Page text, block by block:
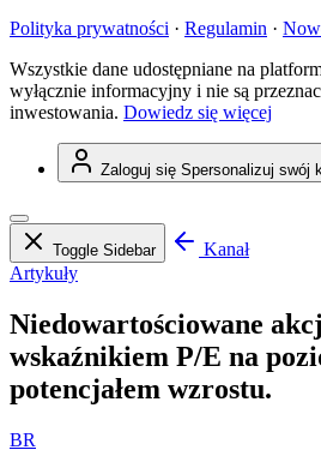
Polityka prywatności · Regulamin ·
Wszystkie dane udostępniane na
wyłącznie informacyjny i nie są
inwestowania. Dowiedz się więcej
Zaloguj się Spersonalizuj swój
Toggle Sidebar
Kanał
Artykuły
Niedowartościowane
wskaźnikiem P/E na
potencjałem wzrostu.
BR